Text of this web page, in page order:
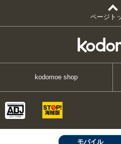
ページト
kodomoe shop
モバイル